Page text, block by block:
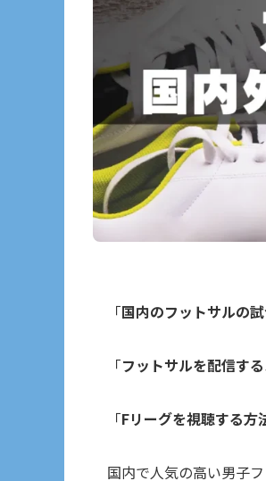
「国内のフットサルの
「フットサルを配信す
「Fリーグを視聴する方
国内で人気の高い男子